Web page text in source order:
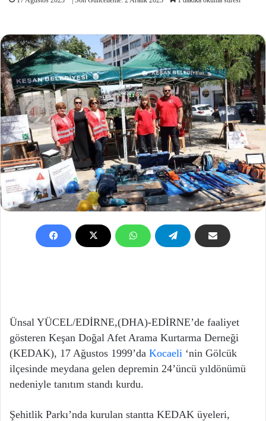
Ünsal YÜCEL/EDİRNE,(DHA)-EDİRNE’de faaliyet
gösteren Keşan Doğal Afet Arama Kurtarma Derneği
(KEDAK), 17 Ağustos 1999’da Kocaeli ‘nin Gölcük
ilçesinde meydana gelen depremin 24’üncü yıldönümü
nedeniyle tanıtım standı kurdu.
Şehitlik Parkı’nda kurulan stantta KEDAK üyeleri,